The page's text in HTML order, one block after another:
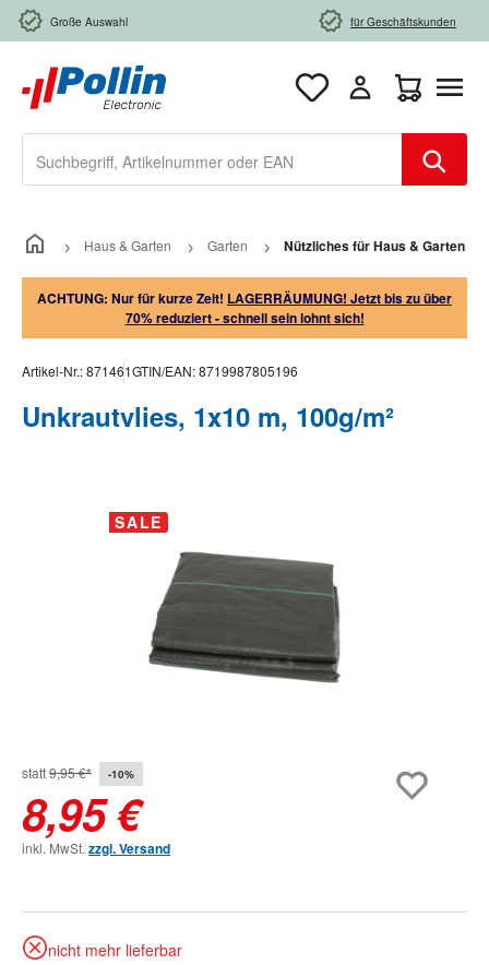
Zum Hauptinhalt springen
Große Auswahl für Geschäftskunden
Haus & Garten Garten Nützliches für Haus & Garten
ACHTUNG: Nur für kurze Zeit! LAGERRÄUMUNG! Jetzt bis zu über
70% reduziert - schnell sein lohnt sich!
Artikel-Nr.:871461GTIN/EAN:8719987805196
Unkrautvlies, 1x10 m, 100g/m²
Bildergalerie überspringen
SALE
statt9,95 €* -10%
8,95 €
inkl. MwSt. zzgl. Versand
nicht mehr lieferbar